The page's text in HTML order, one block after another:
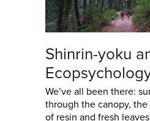
Shinrin-yoku
We’ve all been there:
through the canopy,
of resin and fresh